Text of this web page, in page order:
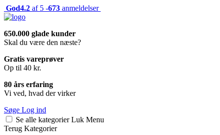
God4.2 af 5 -673 anmeldelser
650.000 glade kunder
Skal du være den næste?
Gratis vareprøver
Op til 40 kr.
80 års erfaring
Vi ved, hvad der virker
Søge Log ind
Se alle kategorier Luk Menu
Terug Kategorier